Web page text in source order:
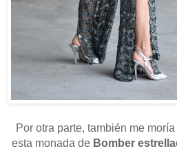
Por otra parte, también me
esta monada de Bomber